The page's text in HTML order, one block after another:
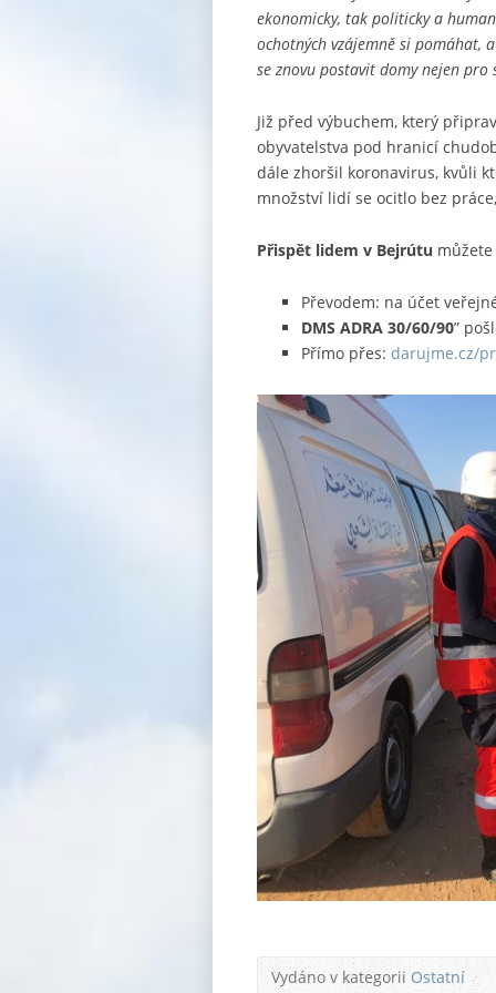
ekonomicky, tak politicky a
ochotných vzájemně si pomáhat,
se znovu postavit domy nejen pro
Již před výbuchem, který
obyvatelstva pod hranicí
dále zhoršil koronavirus, kvůli
množství lidí se ocitlo bez
Přispět lidem v Bejrútu
Převodem: na účet
DMS ADRA 30/60/90”
Přímo přes: darujme.cz/
Vydáno v kategoriiOstatní